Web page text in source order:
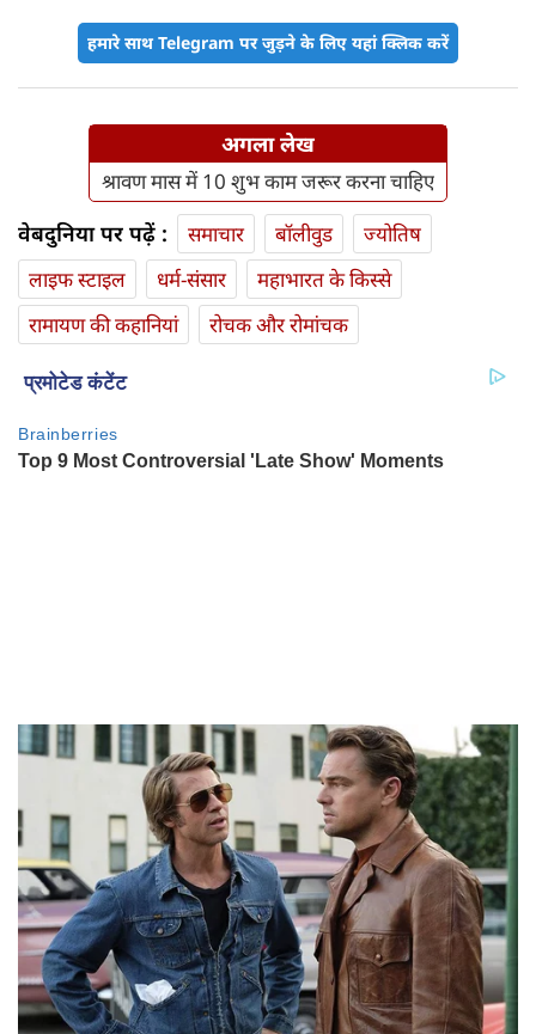
हमारे साथ Telegram पर जुड़ने के लिए यहां क्लिक करें
अगला लेख
श्रावण मास में 10 शुभ काम जरूर करना चाहिए
वेबदुनिया पर पढ़ें : समाचार बॉलीवुड
ज्योतिष
लाइफ स्‍टाइल
धर्म-संसार
महाभारत के किस्से
रामायण की कहानियां
रोचक और रोमांचक